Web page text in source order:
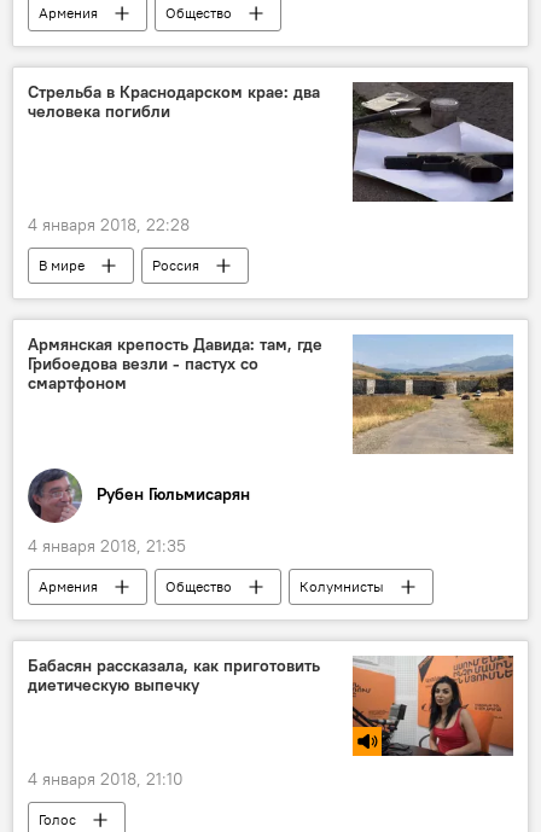
Армения Общество
Стрельба в Краснодарском крае: два
человека погибли
4 января 2018, 22:28
В мире Россия
Армянская крепость Давида: там, где
Грибоедова везли - пастух со
смартфоном
Рубен Гюльмисарян
4 января 2018, 21:35
Армения Общество Колумнисты
Бабасян рассказала, как приготовить
диетическую выпечку
4 января 2018, 21:10
Голос